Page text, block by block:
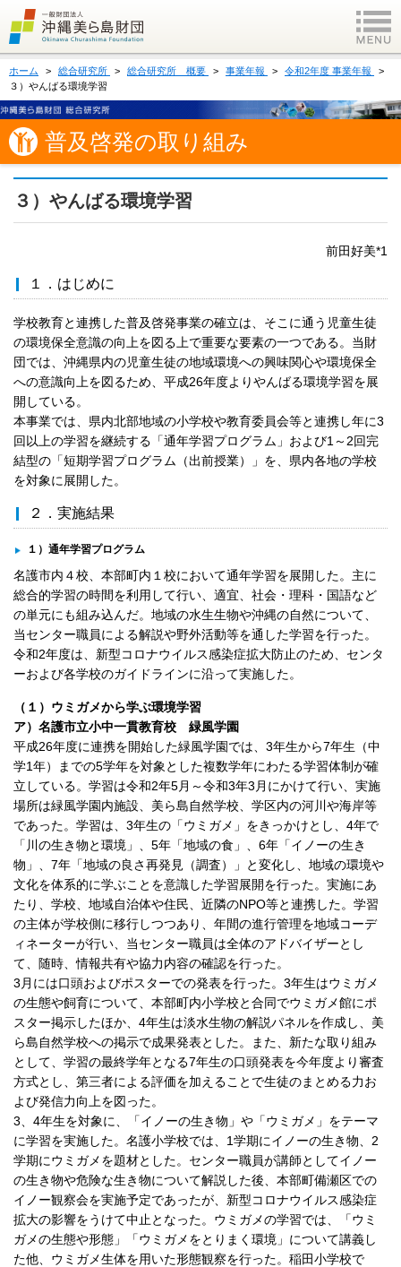
ホーム 総合研究所 総合研究所 概要 事業年報
令和2年度 事業年報
３）やんばる環境学習
普及啓発の取り組み
３）やんばる環境学習
前田好美*1
１．はじめに
学校教育と連携した普及啓発事業の確立は、そこに通う児童生徒
の環境保全意識の向上を図る上で重要な要素の一つである。当財
団では、沖縄県内の児童生徒の地域環境への興味関心や環境保全
への意識向上を図るため、平成26年度よりやんばる環境学習を展
開している。
本事業では、県内北部地域の小学校や教育委員会等と連携し年に3
回以上の学習を継続する「通年学習プログラム」および1～2回完
結型の「短期学習プログラム（出前授業）」を、県内各地の学校
を対象に展開した。
２．実施結果
１）通年学習プログラム
名護市内４校、本部町内１校において通年学習を展開した。主に
総合的学習の時間を利用して行い、適宜、社会・理科・国語など
の単元にも組み込んだ。地域の水生生物や沖縄の自然について、
当センター職員による解説や野外活動等を通した学習を行った。
令和2年度は、新型コロナウイルス感染症拡大防止のため、センタ
ーおよび各学校のガイドラインに沿って実施した。
（１）ウミガメから学ぶ環境学習
ア）名護市立小中一貫教育校 緑風学園
平成26年度に連携を開始した緑風学園では、3年生から7年生（中
学1年）までの5学年を対象とした複数学年にわたる学習体制が確
立している。学習は令和2年5月～令和3年3月にかけて行い、実施
場所は緑風学園内施設、美ら島自然学校、学区内の河川や海岸等
であった。学習は、3年生の「ウミガメ」をきっかけとし、4年で
「川の生き物と環境」、5年「地域の食」、6年「イノーの生き
物」、7年「地域の良さ再発見（調査）」と変化し、地域の環境や
文化を体系的に学ぶことを意識した学習展開を行った。実施にあ
たり、学校、地域自治体や住民、近隣のNPO等と連携した。学習
の主体が学校側に移行しつつあり、年間の進行管理を地域コーデ
ィネーターが行い、当センター職員は全体のアドバイザーとし
て、随時、情報共有や協力内容の確認を行った。
3月には口頭およびポスターでの発表を行った。3年生はウミガメ
の生態や飼育について、本部町内小学校と合同でウミガメ館にポ
スター掲示したほか、4年生は淡水生物の解説パネルを作成し、美
ら島自然学校への掲示で成果発表とした。また、新たな取り組み
として、学習の最終学年となる7年生の口頭発表を今年度より審査
方式とし、第三者による評価を加えることで生徒のまとめる力お
よび発信力向上を図った。
3、4年生を対象に、「イノーの生き物」や「ウミガメ」をテーマ
に学習を実施した。名護小学校では、1学期にイノーの生き物、2
学期にウミガメを題材とした。センター職員が講師としてイノー
の生き物や危険な生き物について解説した後、本部町備瀬区での
イノー観察会を実施予定であったが、新型コロナウイルス感染症
拡大の影響をうけて中止となった。ウミガメの学習では、「ウミ
ガメの生態や形態」「ウミガメをとりまく環境」について講義し
た他、ウミガメ生体を用いた形態観察を行った。稲田小学校で